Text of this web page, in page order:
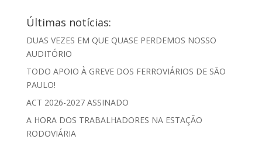
Últimas notícias:
DUAS VEZES EM QUE QUASE PERDEMOS NOSSO
AUDITÓRIO
TODO APOIO À GREVE DOS FERROVIÁRIOS DE SÃO
PAULO!
ACT 2026-2027 ASSINADO
A HORA DOS TRABALHADORES NA ESTAÇÃO
RODOVIÁRIA